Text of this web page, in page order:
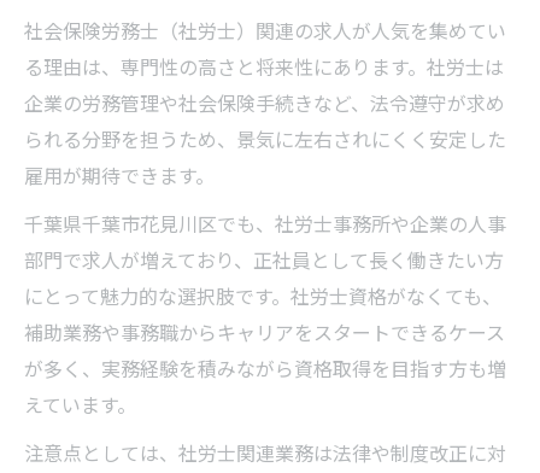
社会保険労務士（社労士）関連の求人が人気を集めてい
る理由は、専門性の高さと将来性にあります。社労士は
企業の労務管理や社会保険手続きなど、法令遵守が求め
られる分野を担うため、景気に左右されにくく安定した
雇用が期待できます。
千葉県千葉市花見川区でも、社労士事務所や企業の人事
部門で求人が増えており、正社員として長く働きたい方
にとって魅力的な選択肢です。社労士資格がなくても、
補助業務や事務職からキャリアをスタートできるケース
が多く、実務経験を積みながら資格取得を目指す方も増
えています。
注意点としては、社労士関連業務は法律や制度改正に対